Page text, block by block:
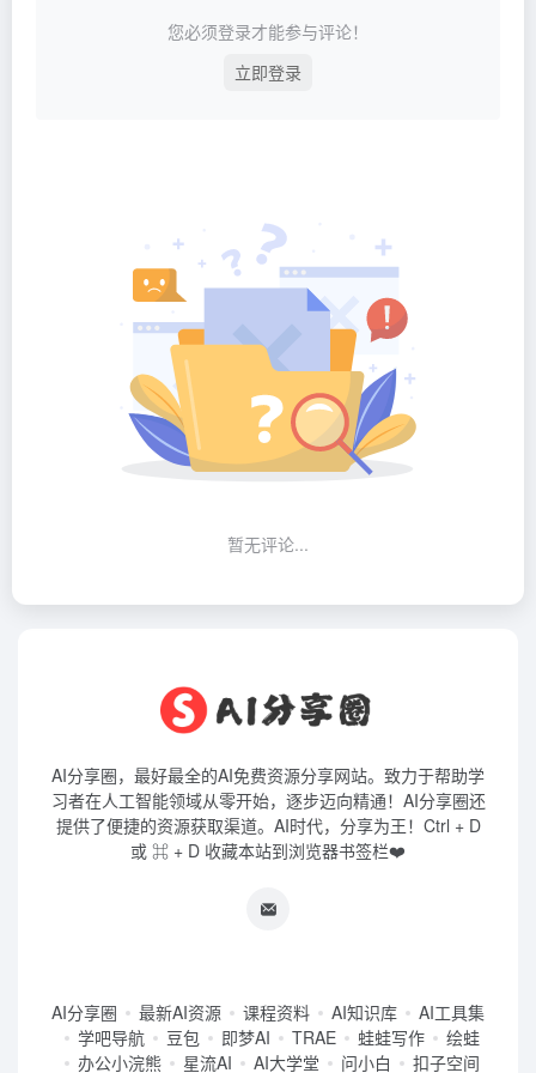
您必须登录才能参与评论！
立即登录
暂无评论...
AI分享圈，最好最全的AI免费资源分享网站。致力于帮助学
习者在人工智能领域从零开始，逐步迈向精通！AI分享圈还
提供了便捷的资源获取渠道。AI时代，分享为王！Ctrl + D
或 ⌘ + D 收藏本站到浏览器书签栏❤️
AI分享圈 最新AI资源 课程资料 AI知识库
AI工具集
学吧导航
豆包 即梦AI TRAE 蛙蛙写作
绘蛙
办公小浣熊
星流AI AI大学堂 问小白 扣子空间